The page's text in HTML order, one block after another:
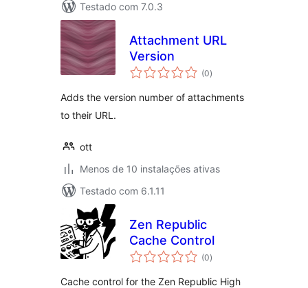
Testado com 7.0.3
Attachment URL
Version
(0avaliações
totais
)
Adds the version number of attachments
to their URL.
ott
Menos de 10 instalações ativas
Testado com 6.1.11
Zen Republic
Cache Control
(0avaliações
totais
)
Cache control for the Zen Republic High